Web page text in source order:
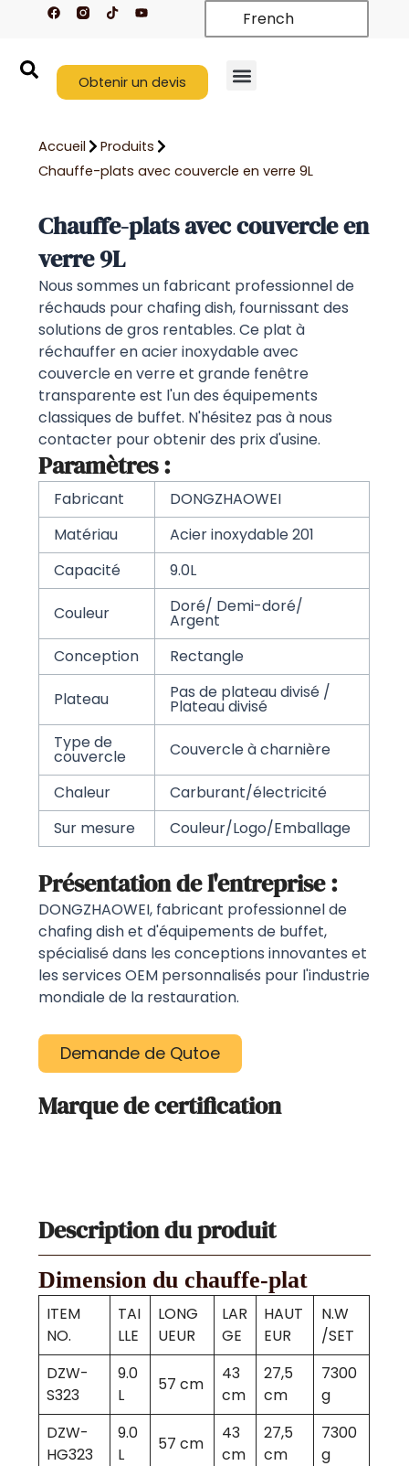
F
a
o
k
T
i
k
Y
o
b
e
French
Obtenir un devis
Accueil
Produits
Chauffe-plats avec couvercle en verre 9L
Chauffe-plats avec couvercle en
verre 9L
Nous sommes un fabricant professionnel de
réchauds pour chafing dish, fournissant des
solutions de gros rentables. Ce plat à
réchauffer en acier inoxydable avec
couvercle en verre et grande fenêtre
transparente est l'un des équipements
classiques de buffet. N'hésitez pas à nous
contacter pour obtenir des prix d'usine.
Paramètres :
Fabricant
DONGZHAOWEI
Matériau
Acier inoxydable 201
Capacité
9.0L
Couleur Doré/ Demi-doré/
Argent
Conception
Rectangle
Plateau Pas de plateau divisé /
Plateau divisé
Type de
couvercle Couvercle à charnière
Chaleur
Carburant/électricité
Sur mesure
Couleur/Logo/Emballage
Présentation de l'entreprise :
DONGZHAOWEI, fabricant professionnel de
chafing dish et d'équipements de buffet,
spécialisé dans les conceptions innovantes et
les services OEM personnalisés pour l'industrie
mondiale de la restauration.
Demande de Qutoe
Marque de certification
Description du produit
Dimension du chauffe-plat
ITEM
NO.
TAI
LLE
LONG
UEUR
LAR
GE
HAUT
EUR
N.W
/SET
DZW-
S323
9.0
L
57 cm
43
cm
27,5
cm
7300
g
DZW-
HG323
9.0
L
57 cm
43
cm
27,5
cm
7300
g